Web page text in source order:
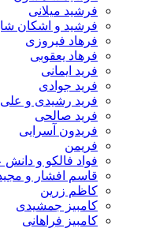
فرشید میلانی
فرشید و اشکان شایسته
فرهاد فیروزی
فرهاد یعقوبی
فرید ایمانی
فرید جوادی
فرید رشیدی و علی فرین کیا
فرید صالحی
فریدون آسرایی
فواد فالکو و دانش عسکری
قاسم افشار و مجید مکس
کاظم زرین
کامبیز جمشیدی
کامبیز فراهانی